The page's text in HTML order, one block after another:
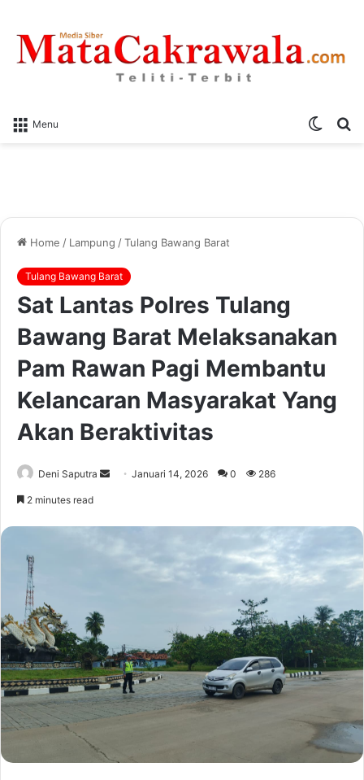
Menu
Switch
Home / Lampung /Tulang Bawang Barat
Tulang Bawang Barat
Sat Lantas Polres Tulang
Bawang Barat Melaksanakan
Pam Rawan Pagi Membantu
Kelancaran Masyarakat Yang
Akan Beraktivitas
Deni Saputra
SendJanuari 14, 2026 0 286
2 minutes read